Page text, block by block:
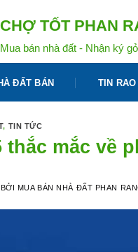
CHỢ TỐT PHAN
Mua bán nhà đất - Nhận ký
ĐẤT BÁN TIN
, TIN TỨC
thắc mắc về
BỞI MUA BÁN NHÀ ĐẤT PHAN